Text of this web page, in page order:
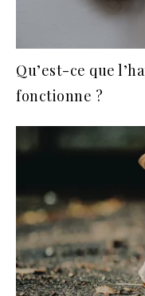
Qu’est-ce que
fonctionne ?